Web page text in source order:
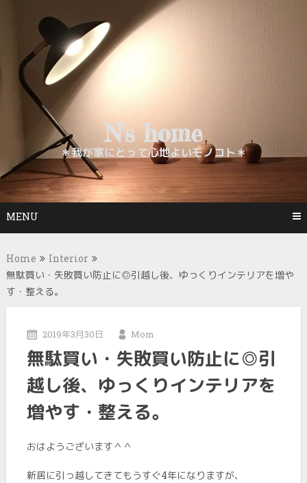
N's home
＊我が家にとって心地よいモノコト＊
MENU
Home
Interior
無駄買い・失敗買い防止に◎引越し後、ゆっくりインテリアを増や
す・整える。
2019年3月30日 Mom
無駄買い・失敗買い防止に◎引
越し後、ゆっくりインテリアを
増やす・整える。
おはようございます＾＾
新居に引っ越してきてもうすぐ4年になりますが、